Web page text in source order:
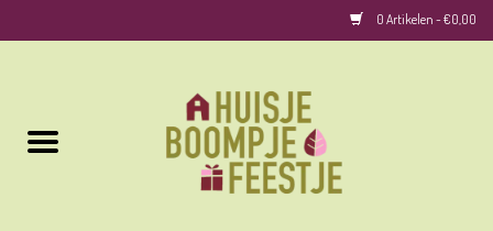
0 Artikelen - €0,00